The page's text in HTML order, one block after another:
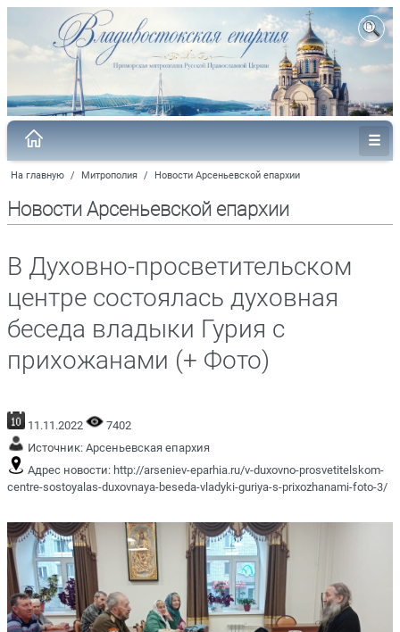
На главную / Митрополия / Новости Арсеньевской епархии
Новости Арсеньевской епархии
В Духовно-просветительском
центре состоялась духовная
беседа владыки Гурия с
прихожанами (+ Фото)
11.11.2022
7402
Источник: Арсеньевская епархия
Адрес новости: http://arseniev-eparhia.ru/v-duxovno-prosvetitelskom-
centre-sostoyalas-duxovnaya-beseda-vladyki-guriya-s-prixozhanami-foto-3/